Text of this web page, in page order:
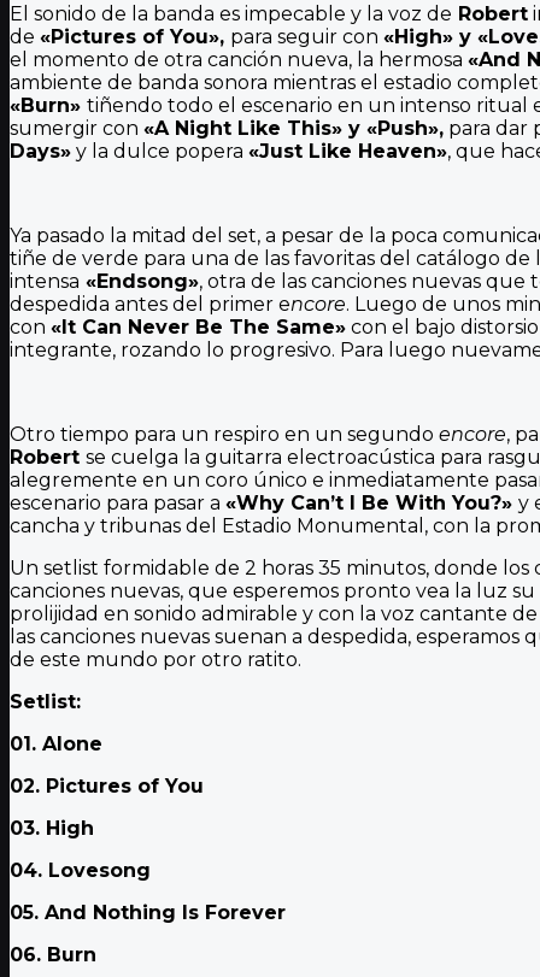
El sonido de la banda es impecable y la voz de Robert
de «Pictures of You», para seguir con «High» y
el momento de otra canción nueva, la hermosa «And
ambiente de banda sonora mientras el estadio
«Burn» tiñendo todo el escenario en un intenso ritual
sumergir con «A Night Like This» y «Push», para dar
Days» y la dulce popera «Just Like Heaven», que
Ya pasado la mitad del set, a pesar de la poca
tiñe de verde para una de las favoritas del catálogo de
intensa «Endsong», otra de las canciones nuevas que
despedida antes del primer encore. Luego de unos
con «It Can Never Be The Same» con el bajo
integrante, rozando lo progresivo. Para luego
Otro tiempo para un respiro en un segundo encore,
Robert se cuelga la guitarra electroacústica para
alegremente en un coro único e inmediatamente
escenario para pasar a «Why Can’t I Be With You?» y
cancha y tribunas del Estadio Monumental, con la
Un setlist formidable de 2 horas 35 minutos, donde los
canciones nuevas, que esperemos pronto vea la luz
prolijidad en sonido admirable y con la voz cantante
las canciones nuevas suenan a despedida,
de este mundo por otro ratito.
Setlist:
01. Alone
02. Pictures of You
03. High
04. Lovesong
05. And Nothing Is Forever
06. Burn